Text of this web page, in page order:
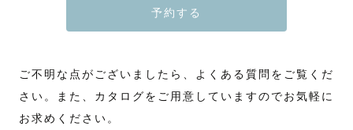
予約する
ご不明な点がございましたら、よくある質問をご覧くだ
さい。また、カタログをご用意していますのでお気軽に
お求めください。